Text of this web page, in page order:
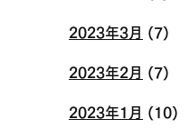
2023年3月 (7)
2023年2月 (7)
2023年1月 (10)